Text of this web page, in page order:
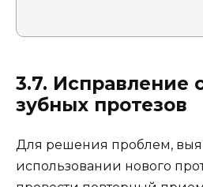
3.7. Исправление
зубных протезов
Для решения проблем,
использовании нового